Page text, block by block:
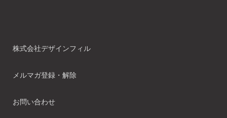
株式会社デザインフィル
メルマガ登録・解除
お問い合わせ